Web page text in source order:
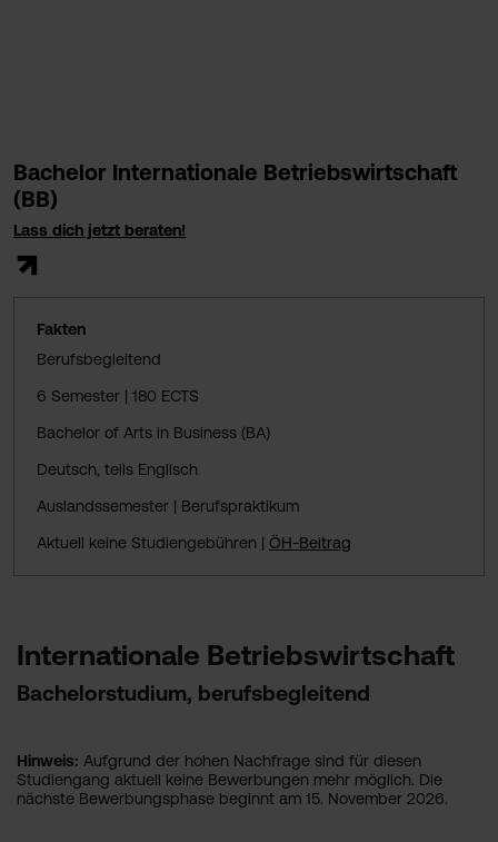
Bachelor Internationale Betriebswirtschaft
(BB)
Lass dich jetzt beraten!
Fakten
Berufsbegleitend
6 Semester | 180 ECTS
Bachelor of Arts in Business (BA)
Deutsch, teils Englisch
Auslandssemester | Berufspraktikum
Aktuell keine Studiengebühren | ÖH-Beitrag
Internationale Betriebswirtschaft
Bachelorstudium, berufsbegleitend
Hinweis: Aufgrund der hohen Nachfrage sind für diesen
Studiengang aktuell keine Bewerbungen mehr möglich. Die
nächste Bewerbungsphase beginnt am 15. November 2026.